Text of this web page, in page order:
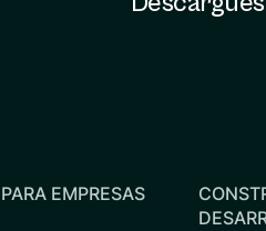
PARA EMPRESAS